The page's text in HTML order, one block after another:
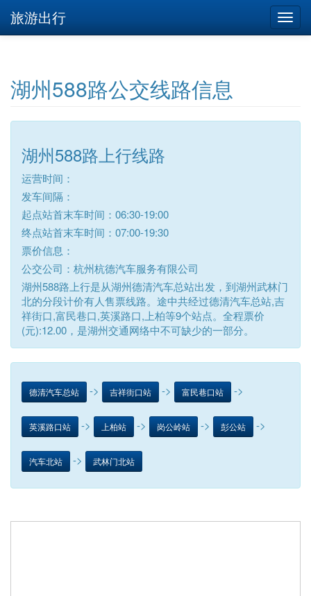
旅游出行
湖州588路公交线路信息
湖州588路上行线路
运营时间：
发车间隔：
起点站首末车时间：06:30-19:00
终点站首末车时间：07:00-19:30
票价信息：
公交公司：杭州杭德汽车服务有限公司
湖州588路上行是从湖州德清汽车总站出发，到湖州武林门
北的分段计价有人售票线路。途中共经过德清汽车总站,吉
祥街口,富民巷口,英溪路口,上柏等9个站点。全程票价
(元):12.00，是湖州交通网络中不可缺少的一部分。
德清汽车总站 -> 吉祥街口站 -> 富民巷口站 ->
英溪路口站 -> 上柏站 -> 岗公岭站 -> 彭公站 ->
汽车北站 -> 武林门北站